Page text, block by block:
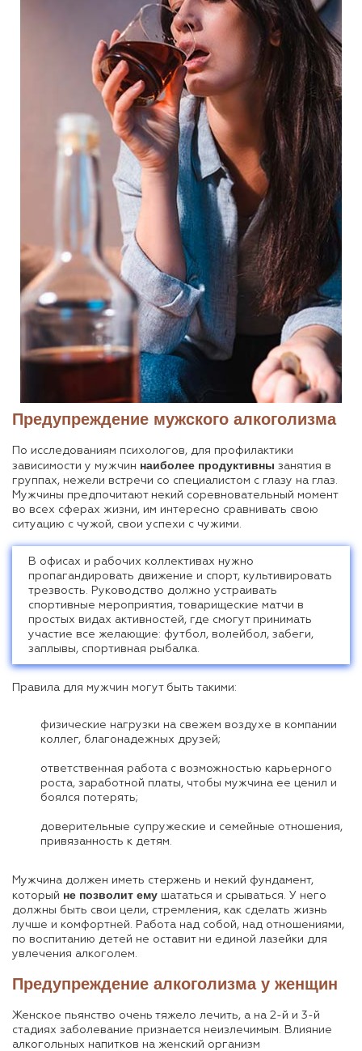
Предупреждение мужского алкоголизма
По исследованиям психологов, для профилактики
зависимости у мужчин наиболее продуктивны занятия в
группах, нежели встречи со специалистом с глазу на глаз.
Мужчины предпочитают некий соревновательный момент
во всех сферах жизни, им интересно сравнивать свою
ситуацию с чужой, свои успехи с чужими.
В офисах и рабочих коллективах нужно
пропагандировать движение и спорт, культивировать
трезвость. Руководство должно устраивать
спортивные мероприятия, товарищеские матчи в
простых видах активностей, где смогут принимать
участие все желающие: футбол, волейбол, забеги,
заплывы, спортивная рыбалка.
Правила для мужчин могут быть такими:
физические нагрузки на свежем воздухе в компании
коллег, благонадежных друзей;
ответственная работа с возможностью карьерного
роста, заработной платы, чтобы мужчина ее ценил и
боялся потерять;
доверительные супружеские и семейные отношения,
привязанность к детям.
Мужчина должен иметь стержень и некий фундамент,
который не позволит ему шататься и срываться. У него
должны быть свои цели, стремления, как сделать жизнь
лучше и комфортней. Работа над собой, над отношениями,
по воспитанию детей не оставит ни единой лазейки для
увлечения алкоголем.
Предупреждение алкоголизма у женщин
Женское пьянство очень тяжело лечить, а на 2-й и 3-й
стадиях заболевание признается неизлечимым. Влияние
алкогольных напитков на женский организм